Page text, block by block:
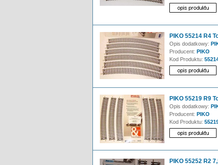
PIKO 55214 R4
Opis dodatkowy:
Producent: PIKO
Kod Produktu:
PIKO 55219 R9
Opis dodatkowy:
Producent: PIKO
Kod Produktu:
PIKO 55252 R2